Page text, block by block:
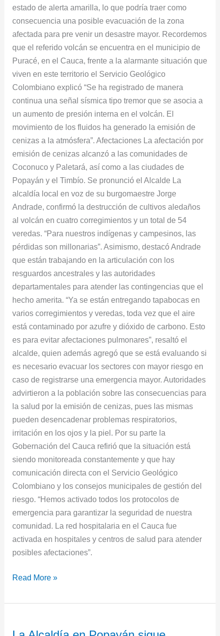
estado de alerta amarilla, lo que podría traer como
consecuencia una posible evacuación de la zona
afectada para pre venir un desastre mayor. Recordemos
que el referido volcán se encuentra en el municipio de
Puracé, en el Cauca, frente a la alarmante situación que
viven en este territorio el Servicio Geológico
Colombiano explicó “Se ha registrado de manera
continua una señal sísmica tipo tremor que se asocia a
un aumento de presión interna en el volcán. El
movimiento de los fluidos ha generado la emisión de
cenizas a la atmósfera”. Afectaciones La afectación por
emisión de cenizas alcanzó a las comunidades de
Coconuco y Paletará, así como a las ciudades de
Popayán y el Timbío. Se pronunció el Alcalde La
alcaldía local en voz de su burgomaestre Jorge
Andrade, confirmó la destrucción de cultivos aledaños
al volcán en cuatro corregimientos y un total de 54
veredas. “Para nuestros indígenas y campesinos, las
pérdidas son millonarias”. Asimismo, destacó Andrade
que están trabajando en la articulación con los
resguardos ancestrales y las autoridades
departamentales para atender las contingencias que el
hecho amerita. “Ya se están entregando tapabocas en
varios corregimientos y veredas, toda vez que el aire
está contaminado por azufre y dióxido de carbono. Esto
es para evitar afectaciones pulmonares”, resaltó el
alcalde, quien además agregó que se está evaluando si
es necesario evacuar los sectores con mayor riesgo en
caso de registrarse una emergencia mayor. Autoridades
advirtieron a la población sobre las consecuencias para
la salud por la emisión de cenizas, pues las mismas
pueden desencadenar problemas respiratorios,
irritación en los ojos y la piel. Por su parte la
Gobernación del Cauca refirió que la situación está
siendo monitoreada constantemente y que hay
comunicación directa con el Servicio Geológico
Colombiano y los consejos municipales de gestión del
riesgo. “Hemos activado todos los protocolos de
emergencia para garantizar la seguridad de nuestra
comunidad. La red hospitalaria en el Cauca fue
activada en hospitales y centros de salud para atender
posibles afectaciones”.
Read More »